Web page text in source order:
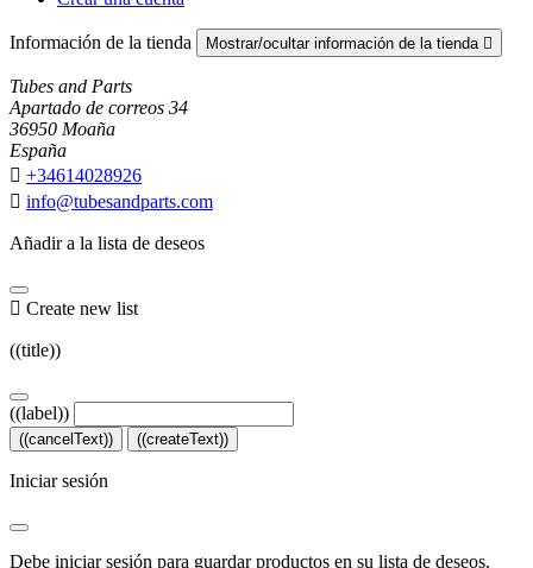
Información de la tienda Mostrar/ocultar información de la tienda 
Tubes and Parts
Apartado de correos 34
36950 Moaña
España
 +34614028926
 info@tubesandparts.com
Añadir a la lista de deseos
 Create new list
((title))
((label))
((cancelText)) ((createText))
Iniciar sesión
Debe iniciar sesión para guardar productos en su lista de deseos.